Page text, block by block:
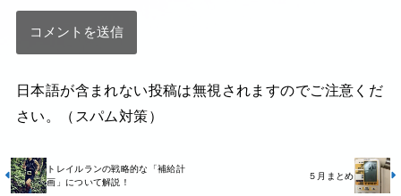
日本語が含まれない投稿は無視されますのでご注意くだ
さい。（スパム対策）
トレイルランの戦略的な「補給計
画」について解説！
５月まとめ